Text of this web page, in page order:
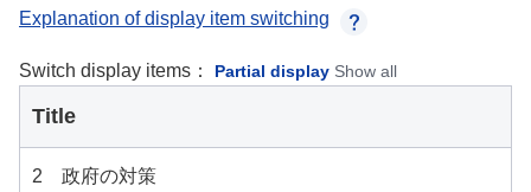
Explanation of display item switching
Switch display items： Partial display Show all
Title
2 政府の対策